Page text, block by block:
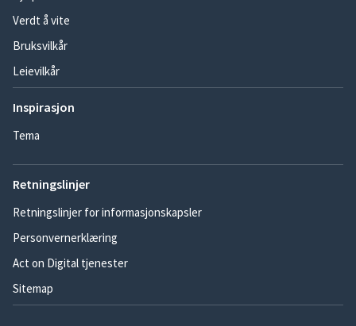
Verdt å vite
Bruksvilkår
Leievilkår
Inspirasjon
Tema
Retningslinjer
Retningslinjer for informasjonskapsler
Personvernerklæring
Act on Digital tjenester
Sitemap